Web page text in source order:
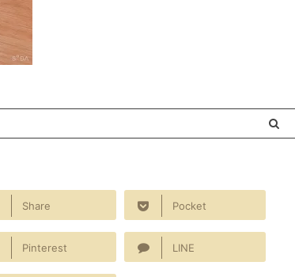
Share Pocket
Pinterest LINE